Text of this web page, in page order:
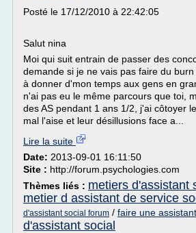
Posté le 17/12/2010 à 22:42:05
Salut nina
Moi qui suit entrain de passer des
demande si je ne vais pas faire du
à donner d'mon temps aux gens en
n'ai pas eu le même parcours que toi,
des AS pendant 1 ans 1/2, j'ai côtoyer
mal l'aise et leur désillusions face a...
Lire la suite
Date: 2013-09-01 16:11:50
Site : http://forum.psychologies.com
Thèmes liés : metiers d'assistant
metier d assistant de service
d'assistant social forum / faire une
d'assistant social